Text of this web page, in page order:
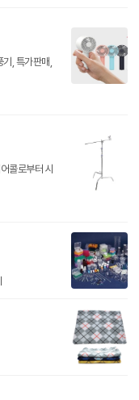
, 특가판매,
콜로부터 시